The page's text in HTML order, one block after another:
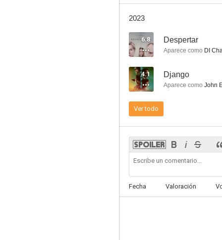
4.5
2023
6.8 Despertar
Aparece como DI
4.1 Django
Aparece como John
Ver todo
Fecha Valoración